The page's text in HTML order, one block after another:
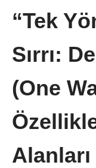
“Tek
Sırrı:
(One